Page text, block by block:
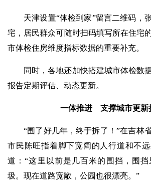
天津设置“体检到家”留言二维码，
宅，居民群众可随时扫码填写所在住宅
市体检住房维度指标数据的重要补充。
同时，各地还加快搭建城市体检数
报告定期评估、动态更新。
一体推进 支撑城市更新
“围了好几年，终于拆了！”在吉林
市民陈旺指着脚下宽阔的人行道和不
道：“这里以前是几百米的围挡，围
圾。现在道路宽敞，公园也很漂亮。”